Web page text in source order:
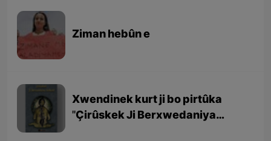
Ziman hebûn e
Xwendinek kurt ji bo pirtûka
''Çirûskek Ji Berxwedaniya